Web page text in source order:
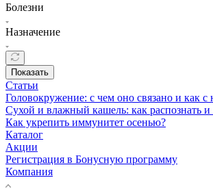
Болезни
Назначение
Показать
Статьи
Головокружение: с чем оно связано и как с
Сухой и влажный кашель: как распознать и
Как укрепить иммунитет осенью?
Каталог
Акции
Регистрация в Бонусную программу
Компания